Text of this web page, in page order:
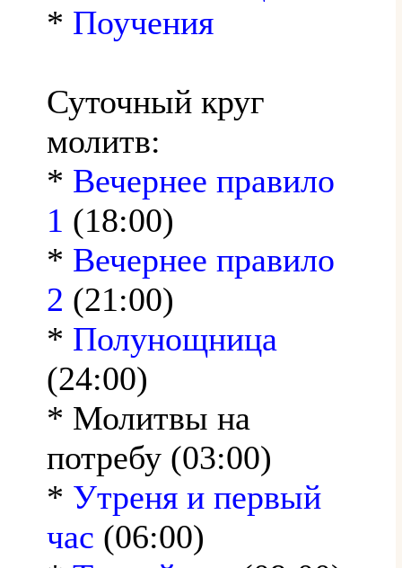
* Поучения
Суточный круг
молитв:
* Вечернее правило
1 (18:00)
* Вечернее правило
2 (21:00)
* Полунощница
(24:00)
* Молитвы на
потребу (03:00)
* Утреня и первый
час (06:00)